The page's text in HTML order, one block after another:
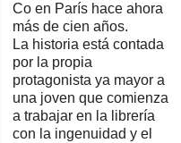
Co en París hace ahora
más de cien años.
La historia está contada
por la propia
protagonista ya mayor a
una joven que comienza
a trabajar en la librería
con la ingenuidad y el